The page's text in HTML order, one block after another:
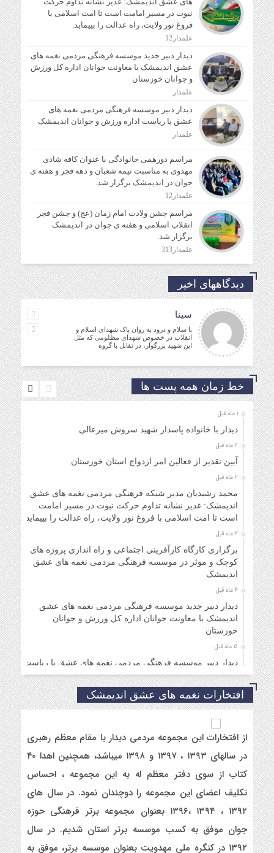
نبوت در مسیر امامت است تا امت اسلامی با
فروغ نور ولایت، راه عدالت را بپیماید.
علمدار12
دیدار دبیر جدید موسسه فرهنگی مردمی نغمه های
عشق اندیمشک با معاونت جوانان اداره کل ورزش
و جوانان خوزستان
علمدار
دیدار دبیر موسسه فرهنگی مردمی نغمه های
عشق با ریاست اداره ورزش و جوانان اندیمشک
علمدار
مراسم دورهمی خانوادگی با عنوان کافه شادی
مهدوی به مناسبت نیمه شعبان و دهه فجر و هفته ی
جوان در اندیمشک برگزار شد.
علمدار12
مراسم جشن ولادت امام زمان (عج) و جشن فجر
انقلاب اسلامی و هفته ی جوان در اندیمشک
برگزار شد.
علمدار313
دیدگاههای اخیر
سینا
با سلام و درود به روان پاک شهدای اسلام و
انقلاب در خصوص شهدای مظلومی که مثل
این شهید بزرگوار، در تقابل با گروه
خط زمان همه پست ها
1 ماه قبل
دیدار با خانواده پاسدار شهید سروش میرعالی
2 ماه قبل
آیین تقدیر از فعالین امر ازدواج استان خوزستان
2 ماه قبل
محمد رشیدیان مدیر شبکه فرهنگی مردمی نغمه های عشق
اندیمشک: غدیر نشانه تداوم حرکت نبوت در مسیر امامت
است تا امت اسلامی با فروغ نور ولایت، راه عدالت را بپیماید.
2 ماه قبل
برگزاری کارگاه کارآفرینی اجتماعی و راه اندازی پروژه های
کوچک و موثر در موسسه فرهنگی مردمی نغمه های عشق
اندیمشک
4 ماه قبل
دیدار دبیر جدید موسسه فرهنگی مردمی نغمه های عشق
اندیمشک با معاونت جوانان اداره کل ورزش و جوانان
خوزستان
5 ماه قبل
دیدار دبیر موسسه فرهنگی مردمی نغمه های عشق با ریاست
اداره ورزش و جوانان اندیمشک
6 ماه قبل
مراسم دورهمی خانوادگی با عنوان کافه شادی مهدوی به
مناسبت نیمه شعبان و دهه فجر و هفته ی جوان در اندیمشک
برگزار شد.
مراسم جشن ولادت امام زمان (عج) و جشن فجر انقلاب
اسلامی و هفته ی جوان در اندیمشک برگزار شد.
6 ماه قبل
تشریح برنامه های دهه مهدویت شبکه فرهنگی مردمی نغمه
7 ماه قبل
افتخارات نغمه های عشق اندیمشک
از افتخارات این مجموعه مردمی دیدار با مقام معظم رهبری
در سالهای ۱۳۹۳ ، ۱۳۹۷ و ۱۳۹۸ میباشد، همچنین اهدا ۴۰
کتاب از سوی دفتر معظم له به این مجموعه ، احساس
تکلیف اعضای این مجموعه را دوچندان نمود. در سال های
۱۳۹۲ ، ۱۳۹۴ ،۱۳۹۶ بعنوان مجموعه برتر فرهنگی حوزه
جوان موفق به کسب موسسه برتر استان شدیم. در سال
۱۳۹۲ در کنگره ملی مهدویت بعنوان موسسه برتر، موفق به